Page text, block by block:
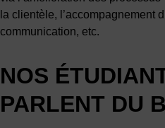
la clientèle, l’accompagnement
communication, etc.
NOS
PARLENT DU